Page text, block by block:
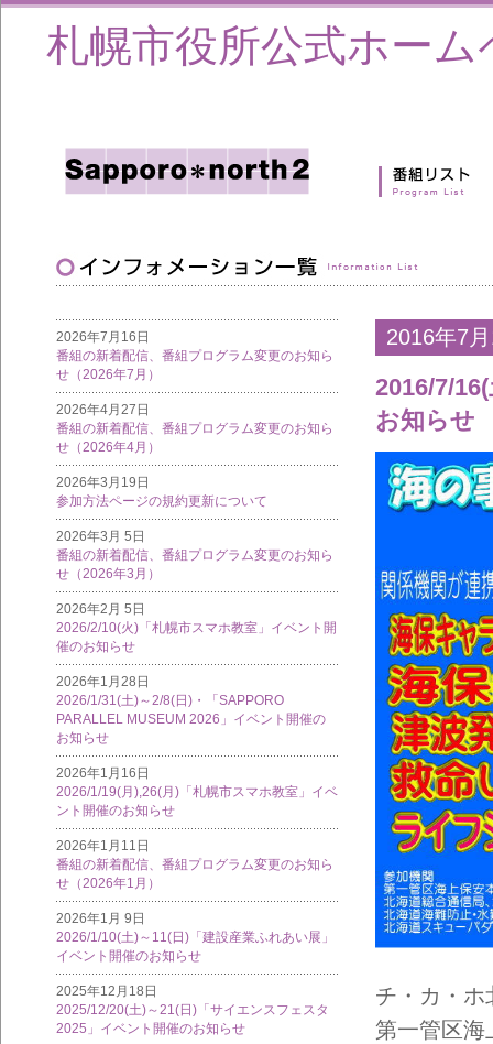
札幌市役所公式ホーム
2026年7月16日
番組の新着配信、番組プログラム変更のお知ら
せ（2026年7月）
2026年4月27日
番組の新着配信、番組プログラム変更のお知ら
せ（2026年4月）
2026年3月19日
参加方法ページの規約更新について
2026年3月 5日
番組の新着配信、番組プログラム変更のお知ら
せ（2026年3月）
2026年2月 5日
2026/2/10(火)「札幌市スマホ教室」イベント開
催のお知らせ
2026年1月28日
2026/1/31(土)～2/8(日)・「SAPPORO
PARALLEL MUSEUM 2026」イベント開催の
お知らせ
2026年1月16日
2026/1/19(月),26(月)「札幌市スマホ教室」イベ
ント開催のお知らせ
2026年1月11日
番組の新着配信、番組プログラム変更のお知ら
せ（2026年1月）
2026年1月 9日
2026/1/10(土)～11(日)「建設産業ふれあい展」
イベント開催のお知らせ
2025年12月18日
2025/12/20(土)～21(日)「サイエンスフェスタ
2025」イベント開催のお知らせ
2016年7
2016/7/
お知らせ
チ・カ・ホ
第一管区海